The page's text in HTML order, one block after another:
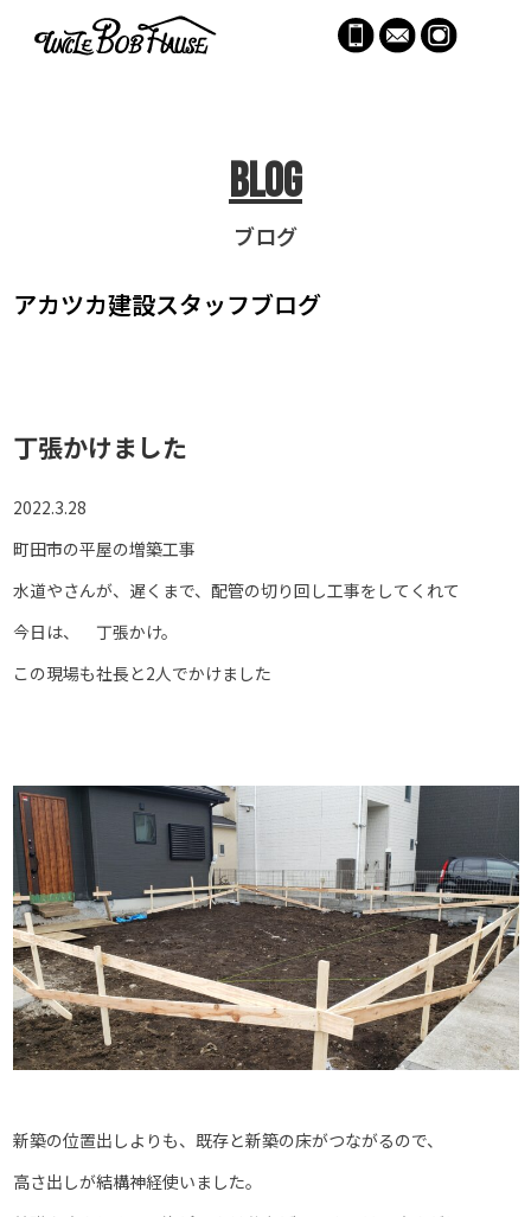
Blog
ブログ
アカツカ建設スタッフブログ
丁張かけました
2022.3.28
町田市の平屋の増築工事
水道やさんが、遅くまで、配管の切り回し工事をしてくれて
今日は、 丁張かけ。
この現場も社長と2人でかけました
新築の位置出しよりも、既存と新築の床がつながるので、
高さ出しが結構神経使いました。